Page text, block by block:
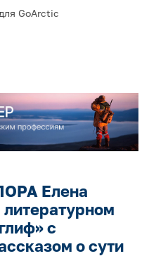
GoArctic
Елена
с
о сути